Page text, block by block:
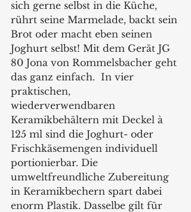
sich gerne selbst in die Küche,
rührt seine Marmelade, backt sein
Brot oder macht eben seinen
Joghurt selbst! Mit dem Gerät JG
80 Jona von Rommelsbacher geht
das ganz einfach.  In vier
praktischen,
wiederverwendbaren
Keramikbehältern mit Deckel à
125 ml sind die Joghurt- oder
Frischkäsemengen individuell
portionierbar. Die
umweltfreundliche Zubereitung
in Keramikbechern spart dabei
enorm Plastik. Dasselbe gilt für